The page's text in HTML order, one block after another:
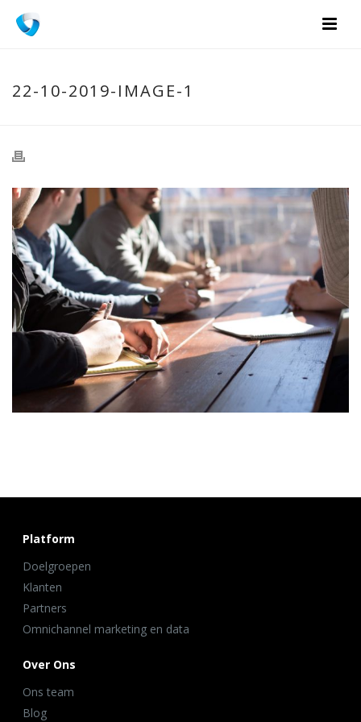
22-10-2019-IMAGE-1
Platform
Doelgroepen
Klanten
Partners
Omnichannel marketing en data
Over Ons
Ons team
Blog